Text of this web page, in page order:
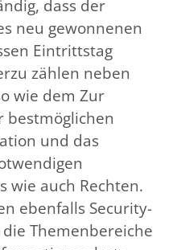
dass der
neu gewonnenen
Eintrittstag
zählen neben
wie dem Zur
bestmöglichen
und das
wie auch Rechten.
ebenfalls Security-
Themenbereiche